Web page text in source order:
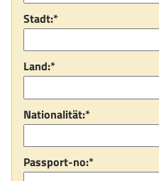
Stadt:*
Land:*
Nationalität:*
Passport-no:*